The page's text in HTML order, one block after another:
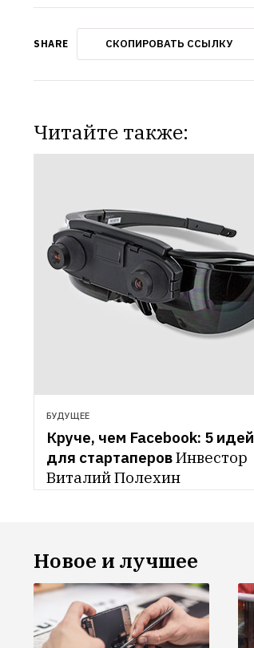
SHARE СКОПИРОВАТЬ ССЫЛКУ
Читайте также:
БУДУЩЕЕ
Круче, чем Facebook: 5 идей
для стартаперовИнвестор
Виталий Полехин
Новое и лучшее